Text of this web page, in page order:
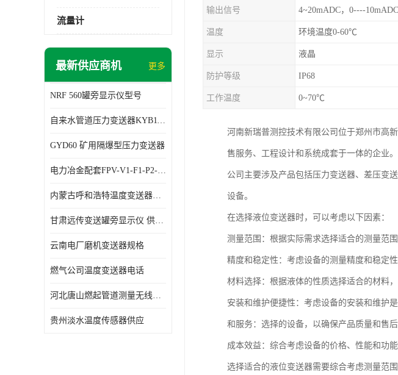
流量计
最新供应商机 更多
NRF 560罐旁显示仪型号
自来水管道压力变送器KYB11G03M2型号 使用方便
GYD60 矿用隔爆型压力变送器
电力冶金配套FPV-V1-F1-P2-03电压变送器
内蒙古呼和浩特温度变送器配套罐旁显示仪供应 性能稳定
甘肃远传变送罐旁显示仪 供应及时
云南电厂磨机变送器规格
燃气公司温度变送器电话
河北唐山燃起管道测量无线压力变送器型号 性能稳定
贵州淡水温度传感器供应
输出信号 4~20mADC，0----
温度 环境温度0-60℃
显示 液晶
防护等级 IP68
工作温度 0~70℃
河南新瑞普测控技术有限公司位于郑州市高
售服务、工程设计和系统成套于一体的企业。
公司主要涉及产品包括压力变送器、差压变
设备。
在选择液位变送器时，可以考虑以下因素：
测量范围：根据实际需求选择适合的测量范
精度和稳定性：考虑设备的测量精度和稳定
材料选择：根据液体的性质选择适合的材料
安装和维护便捷性：考虑设备的安装和维护
和服务：选择的设备，以确保产品质量和售
成本效益：综合考虑设备的价格、性能和功
选择适合的液位变送器需要综合考虑测量范